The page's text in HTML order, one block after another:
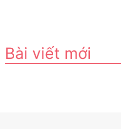
Bài viết mới